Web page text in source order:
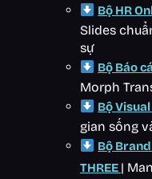
Bộ HR
Slides
sự
Bộ Báo
Morph
Bộ
gian sống
Bộ
THREE |